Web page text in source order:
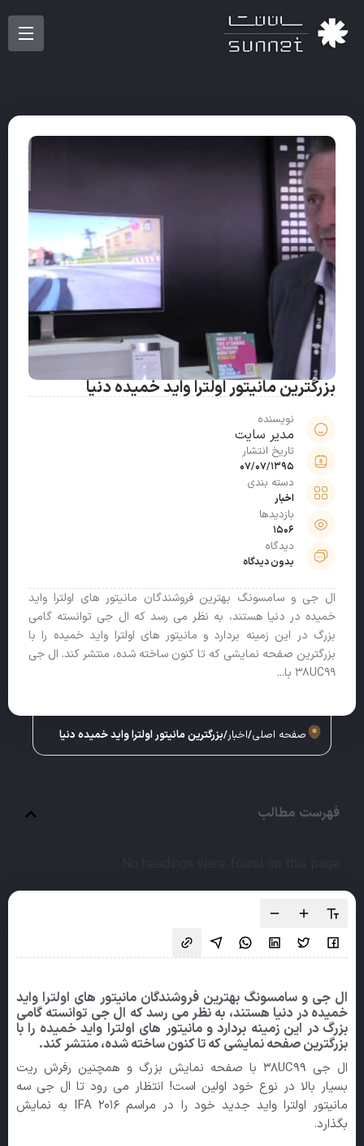
بزرگترین مانیتور اولترا واید خمیده دنیا
نویسنده
مدیر سایت
تاریخ انتشار
07/07/1395
دسته بندی
اخبار
بازدیدها
1506
دیدگاه
بدون دیدگاه
ال جی و سامسونگ بهترین فروشندگان مانیتور های اولترا واید
خمیده در دنیا هستند، به نظر می رسد که ال جی توانسته گامی
بزرگ در این زمینه بردارد و مانیتور های اولترا واید خمیده را با
بزرگترین صفحه نمایشی که تا کنون ساخته شده، منتشر کند. ال جی
۳۸UC99 با...
صفحه اصلی/اخبار/بزرگترین مانیتور اولترا واید خمیده دنیا
فهرست مطالب
ال جی و سامسونگ بهترین فروشندگان مانیتور های اولترا واید
خمیده در دنیا هستند، به نظر می رسد که ال جی توانسته گامی
بزرگ در این زمینه بردارد و مانیتور های اولترا واید خمیده را با
بزرگترین صفحه نمایشی که تا کنون ساخته شده، منتشر کند.
ال جی ۳۸UC99 با صفحه نمایش بزرگ و همچنین رفرش ریت
بسیار بالا در نوع خود اولین است! انتظار می رود تا ال جی سه
مانیتور اولترا واید جدید خود را در مراسم IFA 2016 به نمایش
بگذارد.